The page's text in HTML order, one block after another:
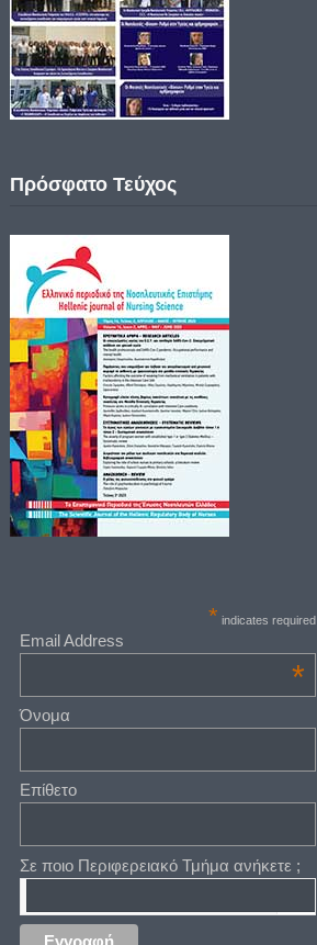
Πρόσφατο Τεύχος
* indicates required
Email Address
*
Όνομα
Επίθετο
Σε ποιο Περιφερειακό Τμήμα ανήκετε ;